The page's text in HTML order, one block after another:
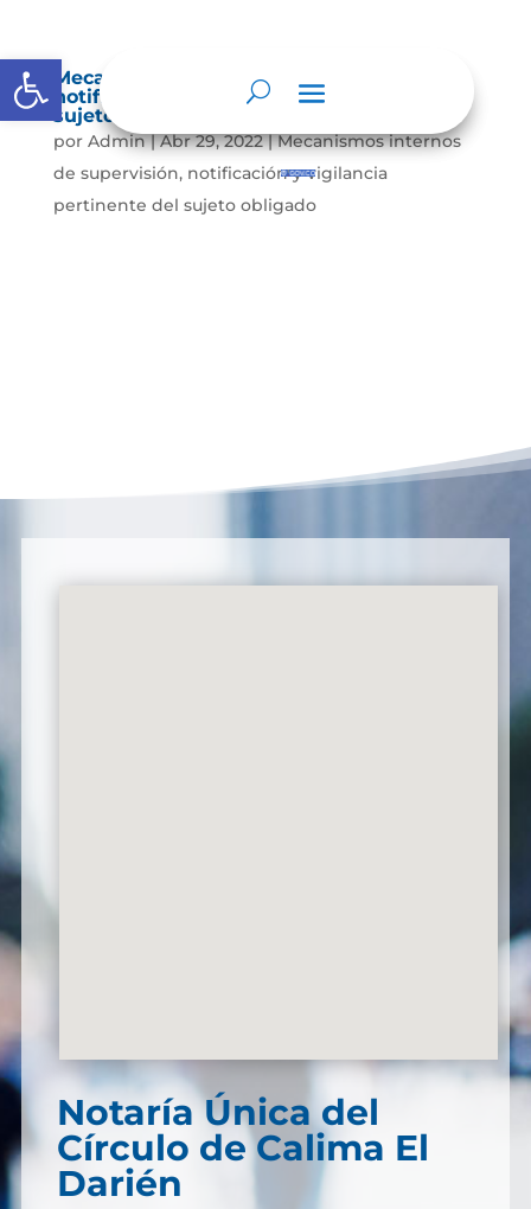
Abrir barra de herramientas
Mecanismos internos de supervisión,
notificación y vigilancia pertinente del
sujeto obligado
por Admin|Abr 29, 2022|Mecanismos internos
de supervisión, notificación y vigilancia
pertinente del sujeto obligado
Notaría Única del
Círculo de Calima El
Darién